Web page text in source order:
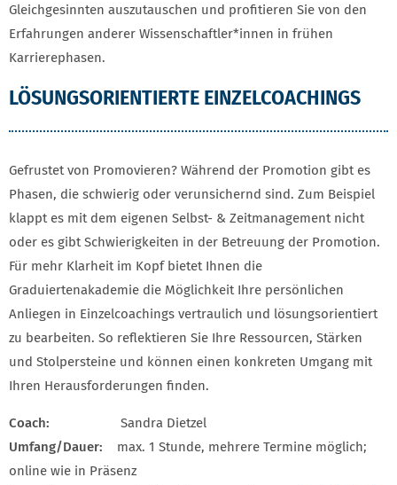
Gleichgesinnten auszutauschen und profitieren Sie von den
Erfahrungen anderer Wissenschaftler*innen in frühen
Karrierephasen.
LÖSUNGSORIENTIERTE EINZELCOACHINGS
Gefrustet von Promovieren? Während der Promotion gibt es
Phasen, die schwierig oder verunsichernd sind. Zum Beispiel
klappt es mit dem eigenen Selbst- & Zeitmanagement nicht
oder es gibt Schwierigkeiten in der Betreuung der Promotion.
Für mehr Klarheit im Kopf bietet Ihnen die
Graduiertenakademie die Möglichkeit Ihre persönlichen
Anliegen in Einzelcoachings vertraulich und lösungsorientiert
zu bearbeiten. So reflektieren Sie Ihre Ressourcen, Stärken
und Stolpersteine und können einen konkreten Umgang mit
Ihren Herausforderungen finden.
Coach: Sandra Dietzel
Umfang/Dauer: max. 1 Stunde, mehrere Termine möglich;
online wie in Präsenz